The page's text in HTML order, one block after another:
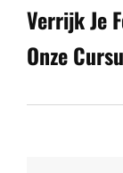
Post
Verrijk Je
Onze